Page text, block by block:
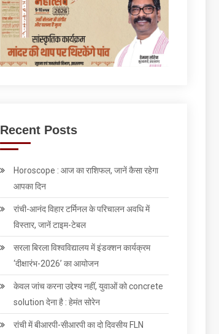
Recent Posts
Horoscope : आज का राशिफल, जानें कैसा रहेगा
आपका दिन
रांची-आनंद विहार टर्मिनल के परिचालन अवधि में
विस्तार, जानें टाइम-टेबल
सरला बिरला विश्वविद्यालय में इंडक्शन कार्यक्रम
‘दीक्षारंभ-2026’ का आयोजन
केवल जांच करना उद्देश्‍य नहीं, युवाओं को concrete
solution देना है : हेमंत सोरेन
रांची में बीआरपी-सीआरपी का दो दिवसीय FLN